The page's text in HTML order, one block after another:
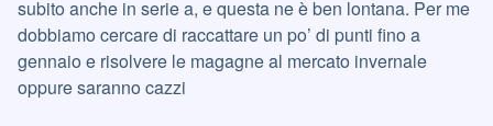
subito anche in serie a, e questa ne è ben lontana. Per me
dobbiamo cercare di raccattare un po’ di punti fino a
gennaio e risolvere le magagne al mercato invernale
oppure saranno cazzi